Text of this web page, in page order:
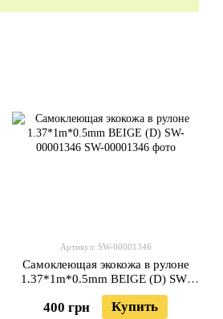
Артикул: SW-00001346
Самоклеющая экокожа в рулоне
1.37*1m*0.5mm BEIGE (D) SW-
00001346
400 грн Купить